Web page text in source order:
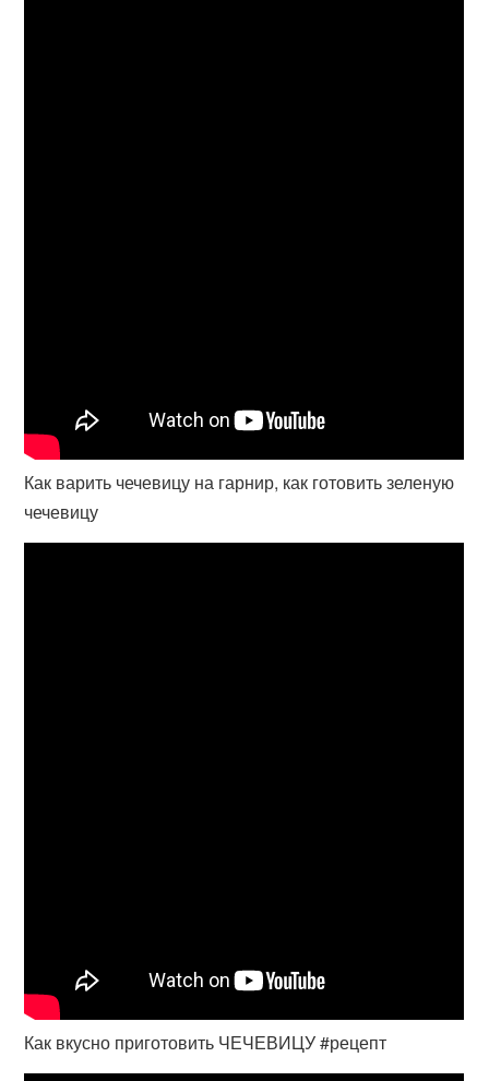
Как варить чечевицу на гарнир, как готовить зеленую
чечевицу
Как вкусно приготовить ЧЕЧЕВИЦУ #рецепт